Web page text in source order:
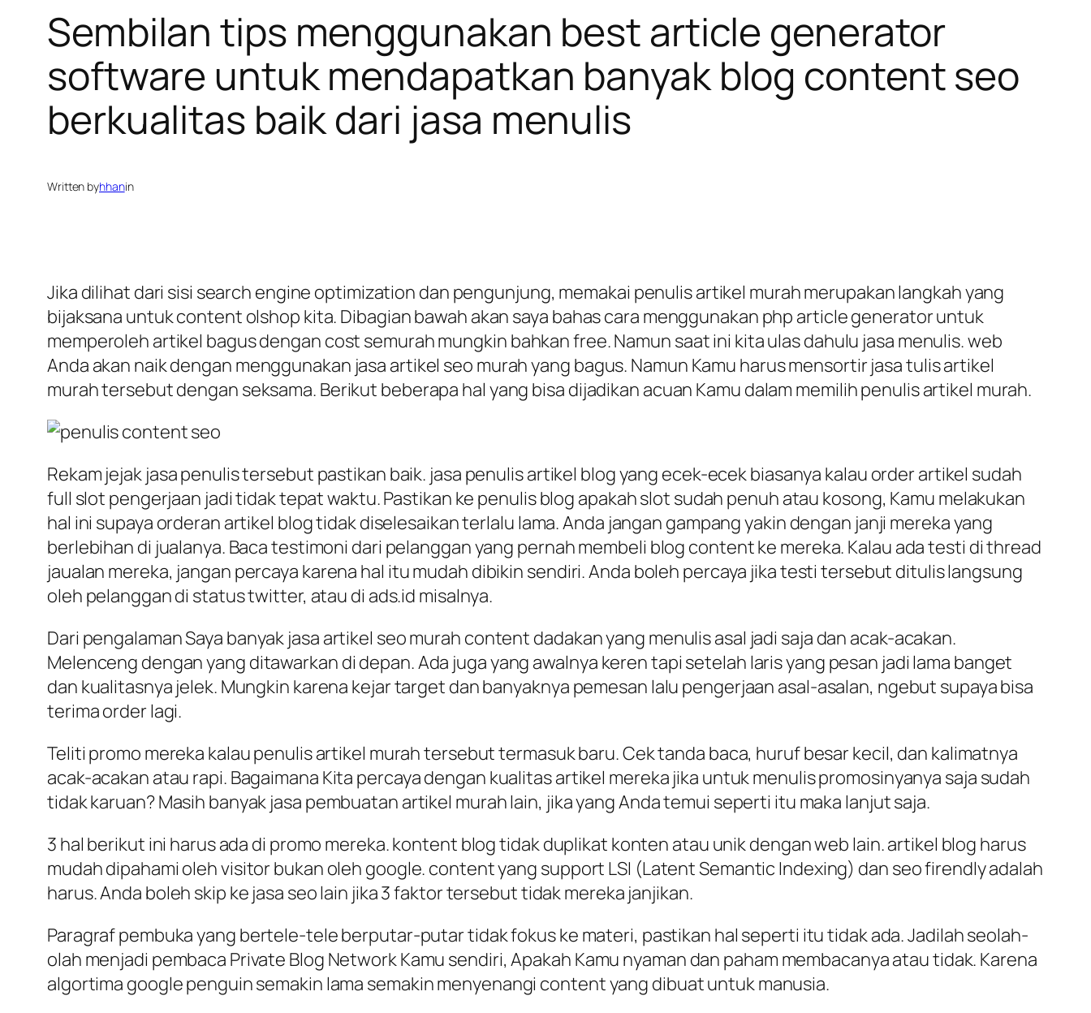
Sembilan tips menggunakan best article generator
software untuk mendapatkan banyak blog content seo
berkualitas baik dari jasa menulis
Written byhhanin
Jika dilihat dari sisi search engine optimization dan pengunjung, memakai penulis artikel murah merupakan langkah yang
bijaksana untuk content olshop kita. Dibagian bawah akan saya bahas cara menggunakan php article generator untuk
memperoleh artikel bagus dengan cost semurah mungkin bahkan free. Namun saat ini kita ulas dahulu jasa menulis. web
Anda akan naik dengan menggunakan jasa artikel seo murah yang bagus. Namun Kamu harus mensortir jasa tulis artikel
murah tersebut dengan seksama. Berikut beberapa hal yang bisa dijadikan acuan Kamu dalam memilih penulis artikel murah.
Rekam jejak jasa penulis tersebut pastikan baik. jasa penulis artikel blog yang ecek-ecek biasanya kalau order artikel sudah
full slot pengerjaan jadi tidak tepat waktu. Pastikan ke penulis blog apakah slot sudah penuh atau kosong, Kamu melakukan
hal ini supaya orderan artikel blog tidak diselesaikan terlalu lama. Anda jangan gampang yakin dengan janji mereka yang
berlebihan di jualanya. Baca testimoni dari pelanggan yang pernah membeli blog content ke mereka. Kalau ada testi di thread
jaualan mereka, jangan percaya karena hal itu mudah dibikin sendiri. Anda boleh percaya jika testi tersebut ditulis langsung
oleh pelanggan di status twitter, atau di ads.id misalnya.
Dari pengalaman Saya banyak jasa artikel seo murah content dadakan yang menulis asal jadi saja dan acak-acakan.
Melenceng dengan yang ditawarkan di depan. Ada juga yang awalnya keren tapi setelah laris yang pesan jadi lama banget
dan kualitasnya jelek. Mungkin karena kejar target dan banyaknya pemesan lalu pengerjaan asal-asalan, ngebut supaya bisa
terima order lagi.
Teliti promo mereka kalau penulis artikel murah tersebut termasuk baru. Cek tanda baca, huruf besar kecil, dan kalimatnya
acak-acakan atau rapi. Bagaimana Kita percaya dengan kualitas artikel mereka jika untuk menulis promosinyanya saja sudah
tidak karuan? Masih banyak jasa pembuatan artikel murah lain, jika yang Anda temui seperti itu maka lanjut saja.
3 hal berikut ini harus ada di promo mereka. kontent blog tidak duplikat konten atau unik dengan web lain. artikel blog harus
mudah dipahami oleh visitor bukan oleh google. content yang support LSI (Latent Semantic Indexing) dan seo firendly adalah
harus. Anda boleh skip ke jasa seo lain jika 3 faktor tersebut tidak mereka janjikan.
Paragraf pembuka yang bertele-tele berputar-putar tidak fokus ke materi, pastikan hal seperti itu tidak ada. Jadilah seolah-
olah menjadi pembaca Private Blog Network Kamu sendiri, Apakah Kamu nyaman dan paham membacanya atau tidak. Karena
algortima google penguin semakin lama semakin menyenangi content yang dibuat untuk manusia.